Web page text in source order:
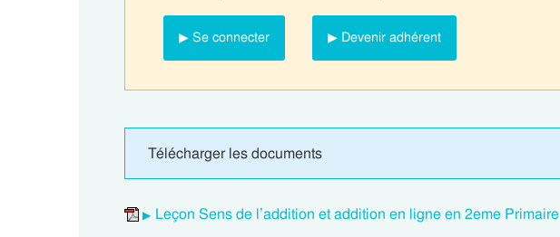
▶ Se connecter ▶ Devenir adhérent
Télécharger les documents
Leçon Sens de l’addition et addition en ligne en 2eme Primaire